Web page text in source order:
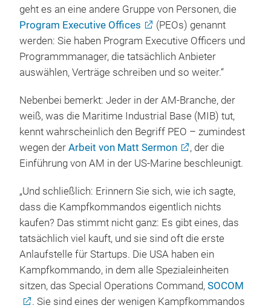
geht es an eine andere Gruppe von Personen, die
Program Executive Offices
(PEOs) genannt
werden: Sie haben Program Executive Officers und
Programmmanager, die tatsächlich Anbieter
auswählen, Verträge schreiben und so weiter.“
Nebenbei bemerkt: Jeder in der AM-Branche, der
weiß, was die Maritime Industrial Base (MIB) tut,
kennt wahrscheinlich den Begriff PEO – zumindest
wegen der Arbeit von Matt Sermon
, der die
Einführung von AM in der US-Marine beschleunigt.
„Und schließlich: Erinnern Sie sich, wie ich sagte,
dass die Kampfkommandos eigentlich nichts
kaufen? Das stimmt nicht ganz: Es gibt eines, das
tatsächlich viel kauft, und sie sind oft die erste
Anlaufstelle für Startups. Die USA haben ein
Kampfkommando, in dem alle Spezialeinheiten
sitzen, das Special Operations Command, SOCOM
. Sie sind eines der wenigen Kampfkommandos